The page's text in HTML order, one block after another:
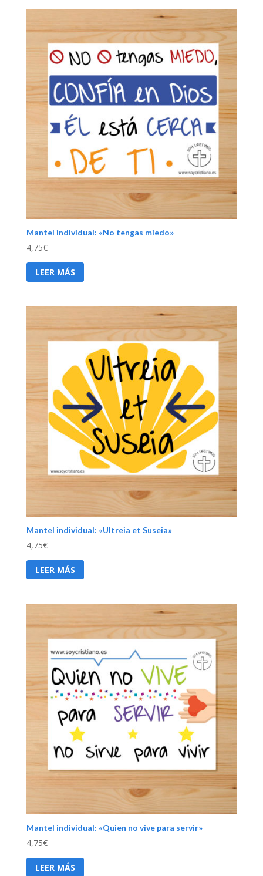
Mantel individual: «No tengas miedo»
4,75€
LEER MÁS
Mantel individual: «Ultreia et Suseia»
4,75€
LEER MÁS
Mantel individual: «Quien no vive para servir»
4,75€
LEER MÁS